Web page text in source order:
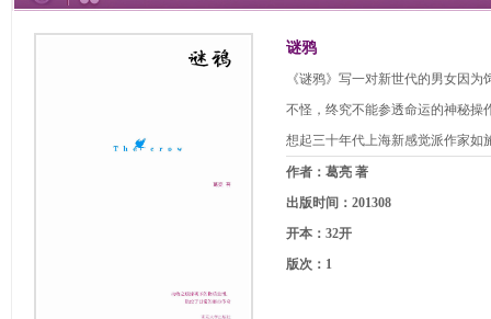
谜鸦
《谜鸦》写一对新世代的男女因
不怪，终究不能参透命运的神秘操
想起三十年代上海新感觉派作家如
作者：葛亮 著
出版时间：201308
开本：32开
版次：1